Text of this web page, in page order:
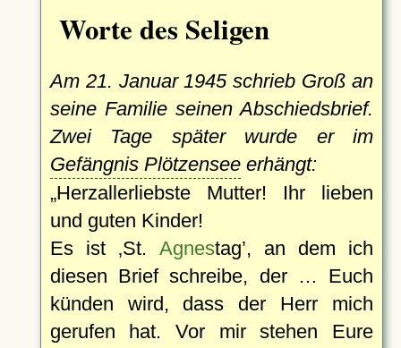
Worte des Seligen
Am 21. Januar 1945 schrieb Groß an
seine Familie seinen Abschiedsbrief.
Zwei Tage später wurde er im
Gefängnis Plötzenseeerhängt:
Herzallerliebste Mutter! Ihr lieben
und guten Kinder!
Es ist
St. Agnestag , an dem ich
diesen Brief schreibe, der … Euch
künden wird, dass der Herr mich
gerufen hat. Vor mir stehen Eure